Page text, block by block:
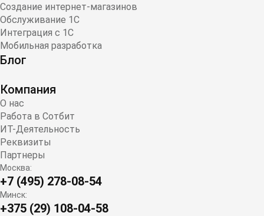
Создание интернет-магазинов
Обслуживание 1С
Интеграция с 1С
Мобильная разработка
Блог
Компания
О нас
Работа в Сотбит
ИТ-Деятельность
Реквизиты
Партнеры
Москва:
+7 (495) 278-08-54
Минск:
+375 (29) 108-04-58